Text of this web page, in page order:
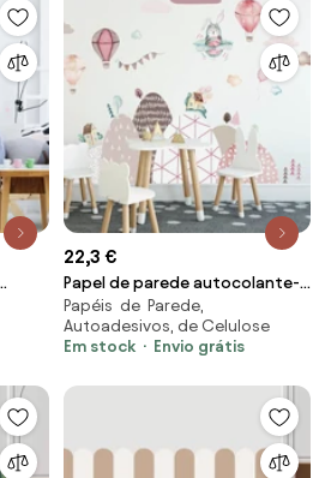
22,3 €
Papel de parede autocolante-
Montes e balões
Papéis de Parede,
Autoadesivos, de Celulose
Em stock
Envio grátis